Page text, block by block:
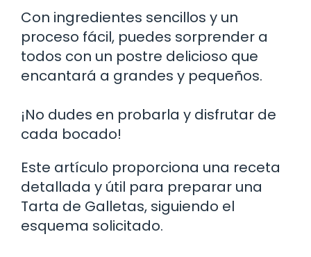
Con ingredientes sencillos y un
proceso fácil, puedes sorprender a
todos con un postre delicioso que
encantará a grandes y pequeños.
¡No dudes en probarla y disfrutar de
cada bocado!
Este artículo proporciona una receta
detallada y útil para preparar una
Tarta de Galletas, siguiendo el
esquema solicitado.